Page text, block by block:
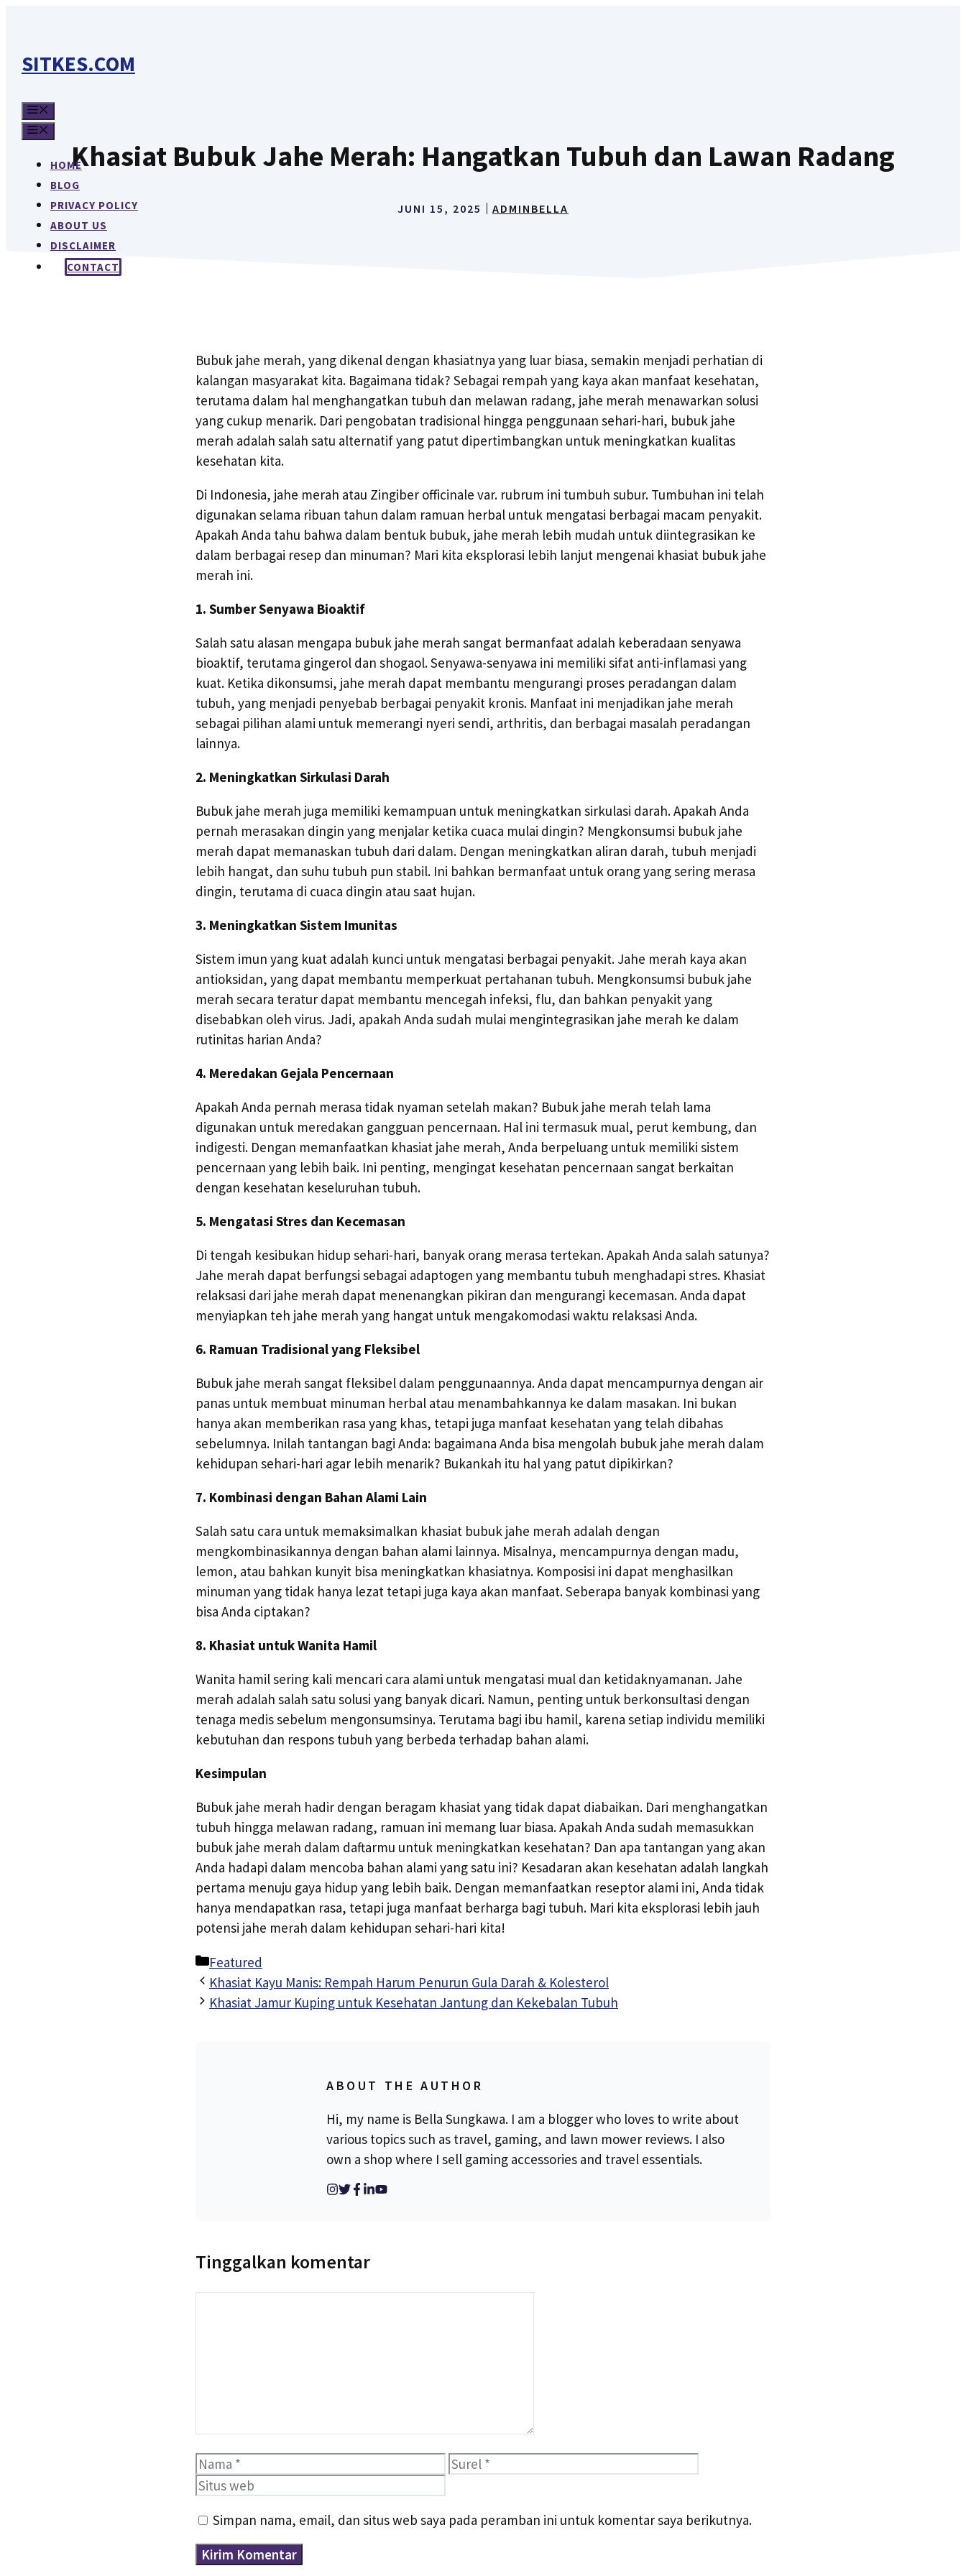
SITKES.COM
HOME
BLOG
PRIVACY POLICY
ABOUT US
DISCLAIMER
CONTACT
Khasiat Bubuk Jahe Merah: Hangatkan Tubuh dan Lawan Radang
JUNI 15, 2025 ADMINBELLA
Bubuk jahe merah, yang dikenal dengan khasiatnya yang luar biasa, semakin menjadi perhatian di
kalangan masyarakat kita. Bagaimana tidak? Sebagai rempah yang kaya akan manfaat kesehatan,
terutama dalam hal menghangatkan tubuh dan melawan radang, jahe merah menawarkan solusi
yang cukup menarik. Dari pengobatan tradisional hingga penggunaan sehari-hari, bubuk jahe
merah adalah salah satu alternatif yang patut dipertimbangkan untuk meningkatkan kualitas
kesehatan kita.
Di Indonesia, jahe merah atau Zingiber officinale var. rubrum ini tumbuh subur. Tumbuhan ini telah
digunakan selama ribuan tahun dalam ramuan herbal untuk mengatasi berbagai macam penyakit.
Apakah Anda tahu bahwa dalam bentuk bubuk, jahe merah lebih mudah untuk diintegrasikan ke
dalam berbagai resep dan minuman? Mari kita eksplorasi lebih lanjut mengenai khasiat bubuk jahe
merah ini.
1. Sumber Senyawa Bioaktif
Salah satu alasan mengapa bubuk jahe merah sangat bermanfaat adalah keberadaan senyawa
bioaktif, terutama gingerol dan shogaol. Senyawa-senyawa ini memiliki sifat anti-inflamasi yang
kuat. Ketika dikonsumsi, jahe merah dapat membantu mengurangi proses peradangan dalam
tubuh, yang menjadi penyebab berbagai penyakit kronis. Manfaat ini menjadikan jahe merah
sebagai pilihan alami untuk memerangi nyeri sendi, arthritis, dan berbagai masalah peradangan
lainnya.
2. Meningkatkan Sirkulasi Darah
Bubuk jahe merah juga memiliki kemampuan untuk meningkatkan sirkulasi darah. Apakah Anda
pernah merasakan dingin yang menjalar ketika cuaca mulai dingin? Mengkonsumsi bubuk jahe
merah dapat memanaskan tubuh dari dalam. Dengan meningkatkan aliran darah, tubuh menjadi
lebih hangat, dan suhu tubuh pun stabil. Ini bahkan bermanfaat untuk orang yang sering merasa
dingin, terutama di cuaca dingin atau saat hujan.
3. Meningkatkan Sistem Imunitas
Sistem imun yang kuat adalah kunci untuk mengatasi berbagai penyakit. Jahe merah kaya akan
antioksidan, yang dapat membantu memperkuat pertahanan tubuh. Mengkonsumsi bubuk jahe
merah secara teratur dapat membantu mencegah infeksi, flu, dan bahkan penyakit yang
disebabkan oleh virus. Jadi, apakah Anda sudah mulai mengintegrasikan jahe merah ke dalam
rutinitas harian Anda?
4. Meredakan Gejala Pencernaan
Apakah Anda pernah merasa tidak nyaman setelah makan? Bubuk jahe merah telah lama
digunakan untuk meredakan gangguan pencernaan. Hal ini termasuk mual, perut kembung, dan
indigesti. Dengan memanfaatkan khasiat jahe merah, Anda berpeluang untuk memiliki sistem
pencernaan yang lebih baik. Ini penting, mengingat kesehatan pencernaan sangat berkaitan
dengan kesehatan keseluruhan tubuh.
5. Mengatasi Stres dan Kecemasan
Di tengah kesibukan hidup sehari-hari, banyak orang merasa tertekan. Apakah Anda salah satunya?
Jahe merah dapat berfungsi sebagai adaptogen yang membantu tubuh menghadapi stres. Khasiat
relaksasi dari jahe merah dapat menenangkan pikiran dan mengurangi kecemasan. Anda dapat
menyiapkan teh jahe merah yang hangat untuk mengakomodasi waktu relaksasi Anda.
6. Ramuan Tradisional yang Fleksibel
Bubuk jahe merah sangat fleksibel dalam penggunaannya. Anda dapat mencampurnya dengan air
panas untuk membuat minuman herbal atau menambahkannya ke dalam masakan. Ini bukan
hanya akan memberikan rasa yang khas, tetapi juga manfaat kesehatan yang telah dibahas
sebelumnya. Inilah tantangan bagi Anda: bagaimana Anda bisa mengolah bubuk jahe merah dalam
kehidupan sehari-hari agar lebih menarik? Bukankah itu hal yang patut dipikirkan?
7. Kombinasi dengan Bahan Alami Lain
Salah satu cara untuk memaksimalkan khasiat bubuk jahe merah adalah dengan
mengkombinasikannya dengan bahan alami lainnya. Misalnya, mencampurnya dengan madu,
lemon, atau bahkan kunyit bisa meningkatkan khasiatnya. Komposisi ini dapat menghasilkan
minuman yang tidak hanya lezat tetapi juga kaya akan manfaat. Seberapa banyak kombinasi yang
bisa Anda ciptakan?
8. Khasiat untuk Wanita Hamil
Wanita hamil sering kali mencari cara alami untuk mengatasi mual dan ketidaknyamanan. Jahe
merah adalah salah satu solusi yang banyak dicari. Namun, penting untuk berkonsultasi dengan
tenaga medis sebelum mengonsumsinya. Terutama bagi ibu hamil, karena setiap individu memiliki
kebutuhan dan respons tubuh yang berbeda terhadap bahan alami.
Kesimpulan
Bubuk jahe merah hadir dengan beragam khasiat yang tidak dapat diabaikan. Dari menghangatkan
tubuh hingga melawan radang, ramuan ini memang luar biasa. Apakah Anda sudah memasukkan
bubuk jahe merah dalam daftarmu untuk meningkatkan kesehatan? Dan apa tantangan yang akan
Anda hadapi dalam mencoba bahan alami yang satu ini? Kesadaran akan kesehatan adalah langkah
pertama menuju gaya hidup yang lebih baik. Dengan memanfaatkan reseptor alami ini, Anda tidak
hanya mendapatkan rasa, tetapi juga manfaat berharga bagi tubuh. Mari kita eksplorasi lebih jauh
potensi jahe merah dalam kehidupan sehari-hari kita!
Kategori
Featured
Khasiat Kayu Manis: Rempah Harum Penurun Gula Darah & Kolesterol
Khasiat Jamur Kuping untuk Kesehatan Jantung dan Kekebalan Tubuh
ABOUT THE AUTHOR
Hi, my name is Bella Sungkawa. I am a blogger who loves to write about
various topics such as travel, gaming, and lawn mower reviews. I also
own a shop where I sell gaming accessories and travel essentials.
Tinggalkan komentar
Nama Surel
Simpan nama, email, dan situs web saya pada peramban ini untuk komentar saya berikutnya.